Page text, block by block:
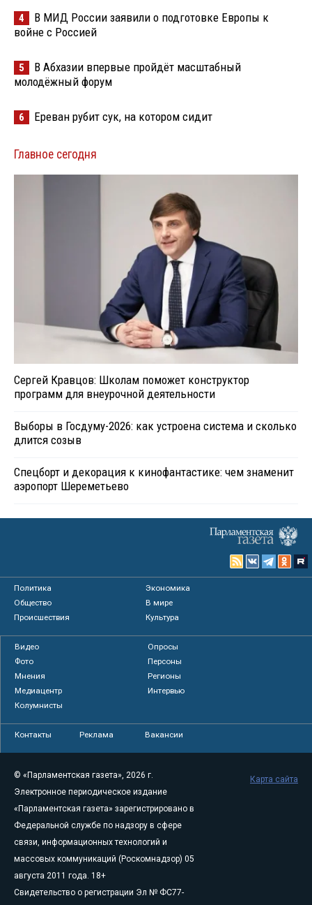
4
В МИД России заявили о подготовке Европы к
войне с Россией
5
В Абхазии впервые пройдёт масштабный
молодёжный форум
6 Ереван рубит сук, на котором сидит
Главное сегодня
Сергей Кравцов: Школам поможет конструктор
программ для внеурочной деятельности
Выборы в Госдуму-2026: как устроена система и сколько
длится созыв
Спецборт и декорация к кинофантастике: чем знаменит
аэропорт Шереметьево
Политика
Экономика
Общество
В мире
Происшествия
Культура
Видео
Опросы
Фото
Персоны
Мнения
Регионы
Медиацентр
Интервью
Колумнисты
Контакты Реклама Вакансии
© «Парламентская газета», 2026 г.
Электронное периодическое издание
«Парламентская газета» зарегистрировано в
Федеральной службе по надзору в сфере
связи, информационных технологий и
массовых коммуникаций (Роскомнадзор) 05
августа 2011 года. 18+
Свидетельство о регистрации Эл № ФС77-
Карта сайта